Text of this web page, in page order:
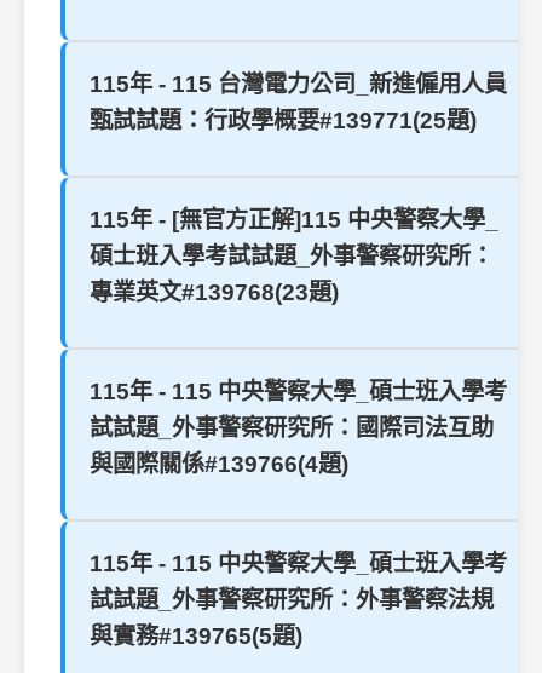
115年 - 115 台灣電力公司_新進僱用人員
甄試試題：行政學概要#139771(25題)
115年 - [無官方正解]115 中央警察大學_
碩士班入學考試試題_外事警察研究所：
專業英文#139768(23題)
115年 - 115 中央警察大學_碩士班入學考
試試題_外事警察研究所：國際司法互助
與國際關係#139766(4題)
115年 - 115 中央警察大學_碩士班入學考
試試題_外事警察研究所：外事警察法規
與實務#139765(5題)